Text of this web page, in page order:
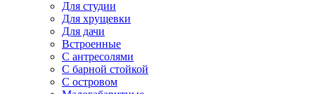
Для студии
Для хрущевки
Для дачи
Встроенные
С антресолями
С барной стойкой
С островом